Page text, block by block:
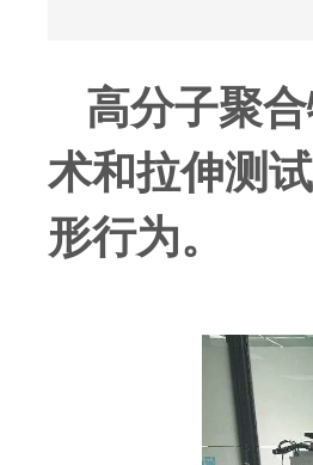
高分子聚
术和拉伸测
形行为。